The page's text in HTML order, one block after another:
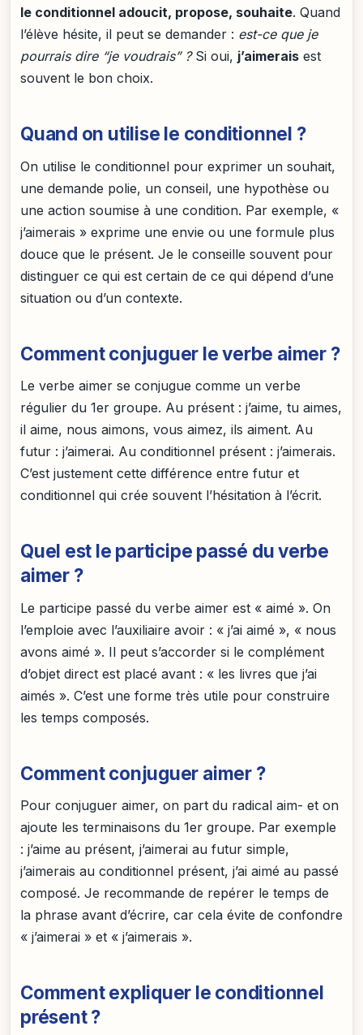
le conditionnel adoucit, propose, souhaite. Quand
l’élève hésite, il peut se demander : est-ce que je
pourrais dire “je voudrais” ?Si oui, j’aimerais est
souvent le bon choix.
Quand on utilise le conditionnel ?
On utilise le conditionnel pour exprimer un souhait,
une demande polie, un conseil, une hypothèse ou
une action soumise à une condition. Par exemple, «
j’aimerais » exprime une envie ou une formule plus
douce que le présent. Je le conseille souvent pour
distinguer ce qui est certain de ce qui dépend d’une
situation ou d’un contexte.
Comment conjuguer le verbe aimer ?
Le verbe aimer se conjugue comme un verbe
régulier du 1er groupe. Au présent : j’aime, tu aimes,
il aime, nous aimons, vous aimez, ils aiment. Au
futur : j’aimerai. Au conditionnel présent : j’aimerais.
C’est justement cette différence entre futur et
conditionnel qui crée souvent l’hésitation à l’écrit.
Quel est le participe passé du verbe
aimer ?
Le participe passé du verbe aimer est « aimé ». On
l’emploie avec l’auxiliaire avoir : « j’ai aimé », « nous
avons aimé ». Il peut s’accorder si le complément
d’objet direct est placé avant : « les livres que j’ai
aimés ». C’est une forme très utile pour construire
les temps composés.
Comment conjuguer aimer ?
Pour conjuguer aimer, on part du radical aim- et on
ajoute les terminaisons du 1er groupe. Par exemple
: j’aime au présent, j’aimerai au futur simple,
j’aimerais au conditionnel présent, j’ai aimé au passé
composé. Je recommande de repérer le temps de
la phrase avant d’écrire, car cela évite de confondre
« j’aimerai » et « j’aimerais ».
Comment expliquer le conditionnel
présent ?